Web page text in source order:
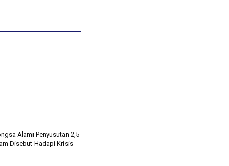
Alami Penyusutan 2,5
Disebut Hadapi Krisis